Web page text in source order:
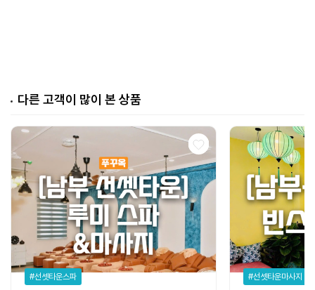
다른 고객이 많이 본 상품
#선셋타운스파 #선셋타운마사지